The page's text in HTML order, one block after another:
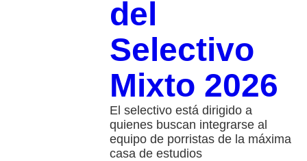
del
Selectivo
Mixto 2026
El selectivo está dirigido a
quienes buscan integrarse al
equipo de porristas de la máxima
casa de estudios